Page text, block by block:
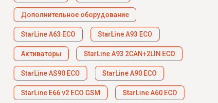
Дополнительное оборудование
StarLine A63 ECO StarLine A93 ECO
Активаторы StarLine A93 2CAN+2LIN ECO
StarLine AS90 ECO StarLine A90 ECO
StarLine E66 v2 ECO GSM StarLine A60 ECO